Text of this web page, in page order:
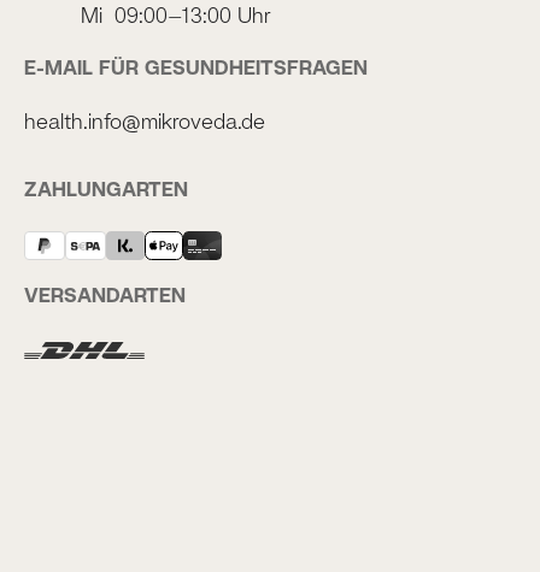
Mi 09:00–13:00 Uhr
E-MAIL FÜR GESUNDHEITSFRAGEN
health.info@mikroveda.de
ZAHLUNGARTEN
VERSANDARTEN